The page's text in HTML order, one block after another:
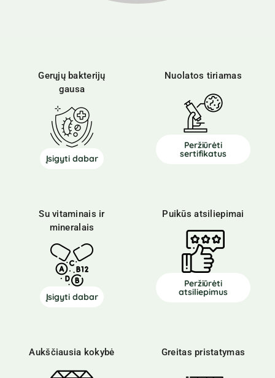
Gerųjų bakterijų
gausa
Įsigyti dabar
Nuolatos tiriamas
Peržiūrėti
sertifikatus
Su vitaminais ir
mineralais
Įsigyti dabar
Puikūs atsiliepimai
Peržiūrėti
atsiliepimus
Aukščiausia kokybė Greitas pristatymas